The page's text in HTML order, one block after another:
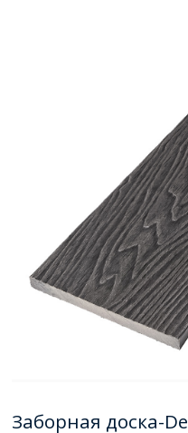
Заборная доска-